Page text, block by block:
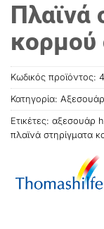
Πλαϊνά
κορμού
Κωδικός προϊόντος:
Κατηγορία:
Ετικέτες: αξεσουάρ
πλαϊνά στηρίγματα